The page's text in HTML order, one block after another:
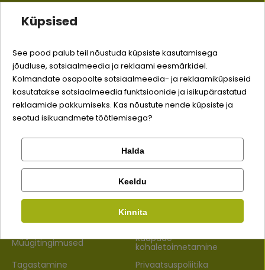
Ei tea, mida tellida? Võta
meiega ühendust – aitame
kiiresti, et su lemmiku kõht
saaks täis!
+3725081457
8:30 - 16:30 E-R (EST, ENG)
Müügitingimused Kaupade
kohaletoimetamine
Tagastamine
Privaatsuspoliitika
Kontrolli tellimust
Logi sisse
Registreeru
Facebook
Google
Ei saa kontole sisse logida?
Küpsised
See pood palub teil nõustuda küpsiste kasutamisega
jõudluse, sotsiaalmeedia ja reklaami eesmärkidel.
Kolmandate osapoolte sotsiaalmeedia- ja reklaamiküpsiseid
kasutatakse sotsiaalmeedia funktsioonide ja isikupärastatud
reklaamide pakkumiseks. Kas nõustute nende küpsiste ja
seotud isikuandmete töötlemisega?
Halda
Keeldu
Kinnita